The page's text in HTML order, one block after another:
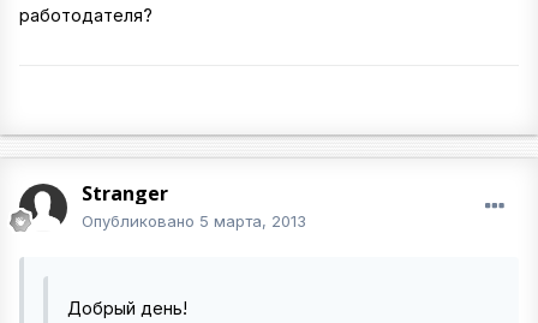
работодателя?
Stranger
Опубликовано 5 марта, 2013
Добрый день!